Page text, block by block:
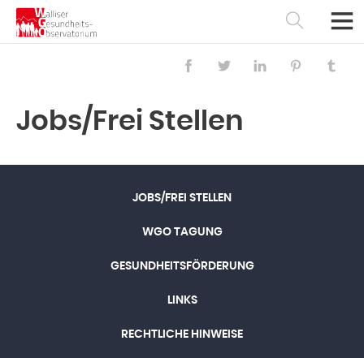
Jobs/Frei Stellen
JOBS/FREI STELLEN
WGO TAGUNG
GESUNDHEITSFÖRDERUNG
LINKS
RECHTLICHE HINWEISE